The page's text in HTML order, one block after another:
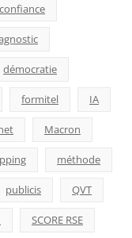
confiance
démocratie
formitel IA
Macron
méthode
publicis QVT
SCORE RSE